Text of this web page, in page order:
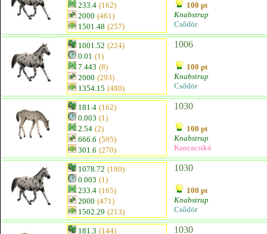
233.4 (162)
2000 (461)
1501.48 (257)
100 pt
Knabstrup
Csődör
1001.52 (224)
0.01 (1)
7.443 (8)
2000 (293)
1354.15 (480)
1006
100 pt
Knabstrup
Csődör
181.4 (162)
0.003 (1)
2.54 (2)
666.6 (595)
301.6 (270)
1030
100 pt
Knabstrup
Kancacsikó
1078.72 (180)
0.003 (1)
233.4 (165)
2000 (471)
1502.29 (213)
1030
100 pt
Knabstrup
Csődör
181.3 (144) 1030